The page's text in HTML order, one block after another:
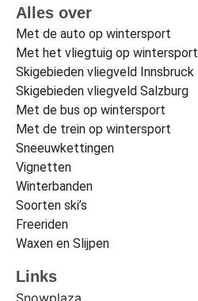
Alles over
Met de auto op wintersport
Met het vliegtuig op wintersport
Skigebieden vliegveld Innsbruck
Skigebieden vliegveld Salzburg
Met de bus op wintersport
Met de trein op wintersport
Sneeuwkettingen
Vignetten
Winterbanden
Soorten ski’s
Freeriden
Waxen en Slijpen
Links